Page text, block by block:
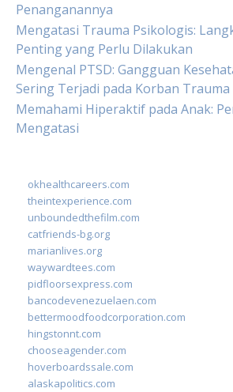
Penanganannya
Mengatasi Trauma Psikologis:
Penting yang Perlu Dilakukan
Mengenal PTSD: Gangguan
Sering Terjadi pada Korban Trauma
Memahami Hiperaktif pada Anak:
Mengatasi
okhealthcareers.com
theintexperience.com
unboundedthefilm.com
catfriends-bg.org
marianlives.org
waywardtees.com
pidfloorsexpress.com
bancodevenezuelaen.com
bettermoodfoodcorporation.com
hingstonnt.com
chooseagender.com
hoverboardssale.com
alaskapolitics.com